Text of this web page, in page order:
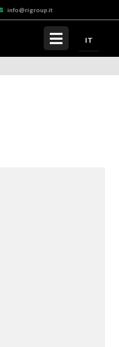
info@rigroup.it
IT